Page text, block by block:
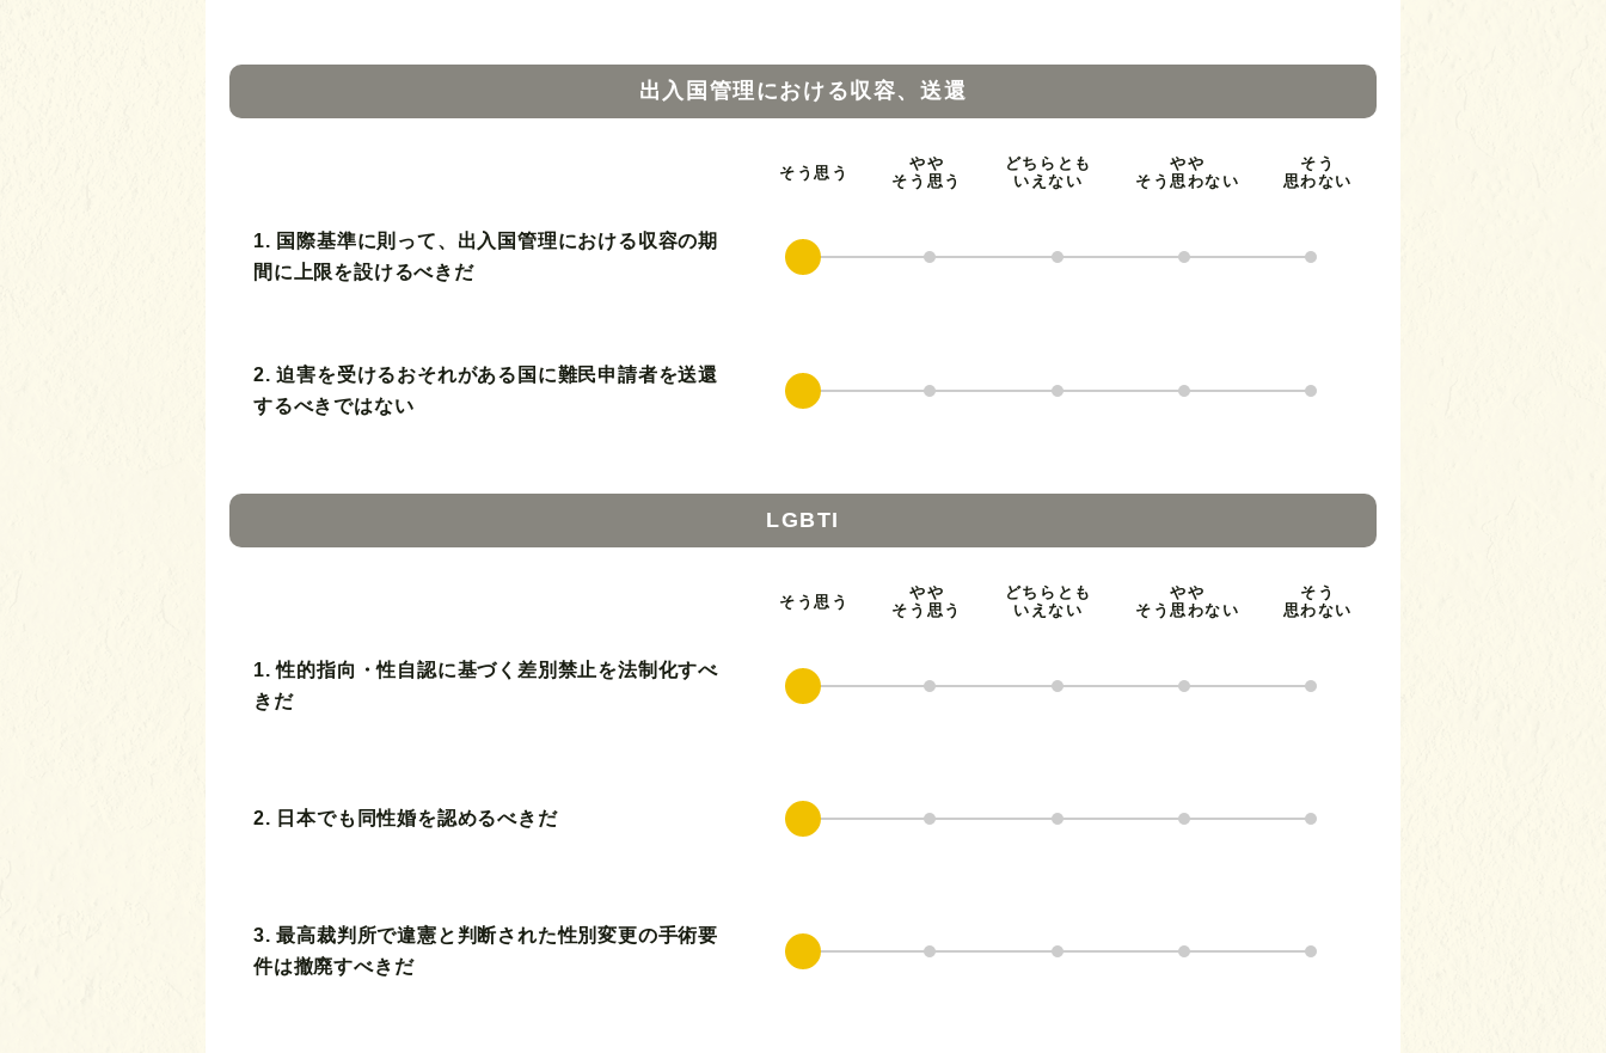
出入国管理における収容、送還
そう思う
やや
そう思う
どちらとも
いえない
やや
そう思わない
そう
思わない
1. 国際基準に則って、出入国管理における収容の期
間に上限を設けるべきだ
2. 迫害を受けるおそれがある国に難民申請者を送還
するべきではない
LGBTI
そう思う
やや
そう思う
どちらとも
いえない
やや
そう思わない
そう
思わない
1. 性的指向・性自認に基づく差別禁止を法制化すべ
きだ
2. 日本でも同性婚を認めるべきだ
3. 最高裁判所で違憲と判断された性別変更の手術要
件は撤廃すべきだ